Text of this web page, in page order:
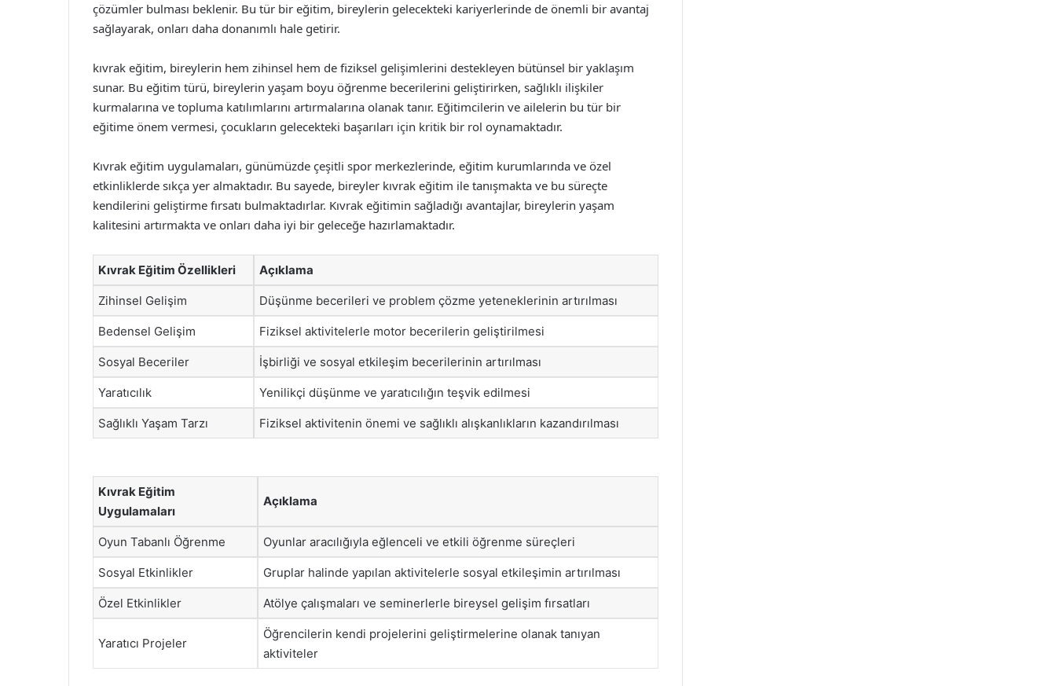
çözümler bulması beklenir. Bu tür bir eğitim, bireylerin gelecekteki kariyerlerinde de önemli bir avantaj
sağlayarak, onları daha donanımlı hale getirir.
kıvrak eğitim, bireylerin hem zihinsel hem de fiziksel gelişimlerini destekleyen bütünsel bir yaklaşım
sunar. Bu eğitim türü, bireylerin yaşam boyu öğrenme becerilerini geliştirirken, sağlıklı ilişkiler
kurmalarına ve topluma katılımlarını artırmalarına olanak tanır. Eğitimcilerin ve ailelerin bu tür bir
eğitime önem vermesi, çocukların gelecekteki başarıları için kritik bir rol oynamaktadır.
Kıvrak eğitim uygulamaları, günümüzde çeşitli spor merkezlerinde, eğitim kurumlarında ve özel
etkinliklerde sıkça yer almaktadır. Bu sayede, bireyler kıvrak eğitim ile tanışmakta ve bu süreçte
kendilerini geliştirme fırsatı bulmaktadırlar. Kıvrak eğitimin sağladığı avantajlar, bireylerin yaşam
kalitesini artırmakta ve onları daha iyi bir geleceğe hazırlamaktadır.
Kıvrak Eğitim Özellikleri Açıklama
Zihinsel Gelişim Düşünme becerileri ve problem çözme yeteneklerinin artırılması
Bedensel Gelişim Fiziksel aktivitelerle motor becerilerin geliştirilmesi
Sosyal Beceriler İşbirliği ve sosyal etkileşim becerilerinin artırılması
Yaratıcılık Yenilikçi düşünme ve yaratıcılığın teşvik edilmesi
Sağlıklı Yaşam Tarzı Fiziksel aktivitenin önemi ve sağlıklı alışkanlıkların kazandırılması
Kıvrak Eğitim
Uygulamaları
Açıklama
Oyun Tabanlı Öğrenme Oyunlar aracılığıyla eğlenceli ve etkili öğrenme süreçleri
Sosyal Etkinlikler Gruplar halinde yapılan aktivitelerle sosyal etkileşimin artırılması
Özel Etkinlikler Atölye çalışmaları ve seminerlerle bireysel gelişim fırsatları
Yaratıcı Projeler
Öğrencilerin kendi projelerini geliştirmelerine olanak tanıyan
aktiviteler